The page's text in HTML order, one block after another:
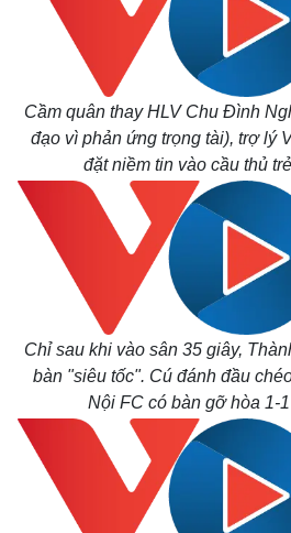
Kinh tế
Bất động sản
Khởi nghiệp
Cầm quân thay HLV Chu Đình
đạo vì phản ứng trọng tài), trợ lý
đặt niềm tin vào cầu thủ
Chỉ sau khi vào sân 35 giây,
bàn "siêu tốc". Cú đánh đầu
Nội FC có bàn gỡ hòa 1-